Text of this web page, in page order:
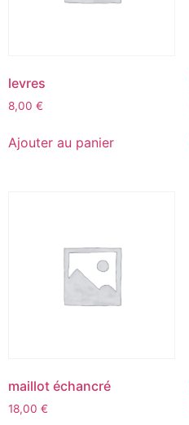
levres
8,00 €
Ajouter au panier
maillot échancré
18,00 €